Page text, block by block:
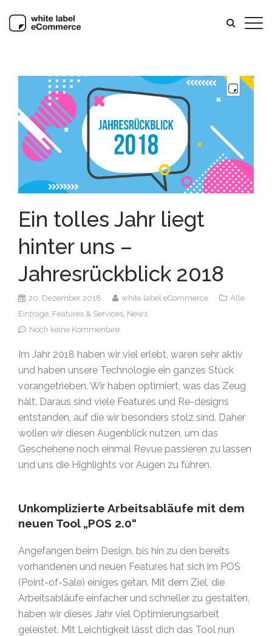
Ein tolles Jahr liegt
hinter uns –
Jahresrückblick 2018
20. Dezember 2018 white label eCommerce
Alle
Einträge, Features & Services, News
Noch keine Kommentare
Im Jahr 2018 haben wir viel erlebt, waren sehr aktiv
und haben unsere Technologie ein ganzes Stück
vorangetrieben. Wir haben optimiert, was das Zeug
hält. Daraus sind viele Features und Re-designs
entstanden, auf die wir besonders stolz sind. Daher
wollen wir diesen Augenblick nutzen, um das
Geschehene noch einmal Revue passieren zu lassen
und uns die Highlights vor Augen zu führen.
Unkomplizierte Arbeitsabläufe mit dem
neuen Tool „POS 2.0“
Angefangen beim Design, bis hin zu den bereits
vorhandenen und neuen Features hat sich im POS
(Point-of-Sale) einiges getan. Mit dem Ziel, die
Arbeitsabläufe einfacher und schneller zu gestalten,
haben wir dieses Jahr viel Optimierungsarbeit
geleistet. Mit Leichtigkeit lässt dich das Tool nun